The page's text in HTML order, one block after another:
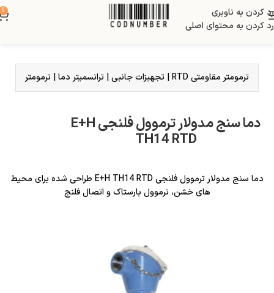
رد کردن به ناوبری
رد کردن به محتوای اصلی
0
ترمومتر مقاومتی RTD تجهیزات جانبی ترانسمیتر دما ترمومتر
دما سنج مدولار ترموول فلنجی E+H
TH14 RTD
دما سنج مدولار ترموول فلنجی E+H TH14 RTD طراحی شده برای محیط
های خشن، ترموول بارستاک و اتصال فلنج